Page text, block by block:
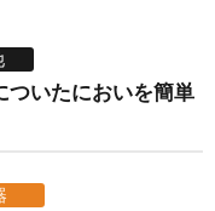
ついたにおいを簡単